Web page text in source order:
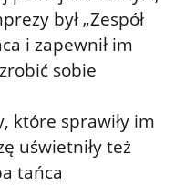
był „Zespół
i zapewnił im
sobie
które sprawiły im
uświetniły też
tańca